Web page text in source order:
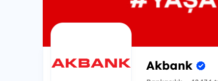
Akbank